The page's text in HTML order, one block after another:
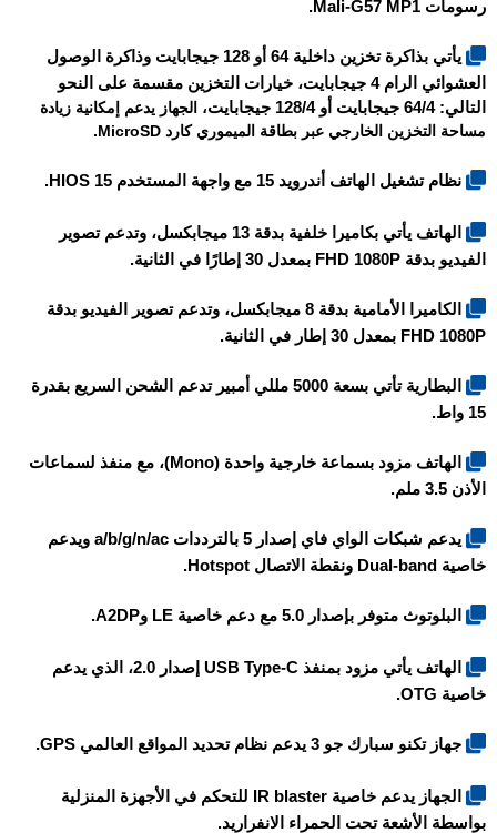
رسومات Mali-G57 MP1.
يأتي بذاكرة تخزين داخلية 64 أو 128 جيجابايت وذاكرة الوصول
العشوائي الرام 4 جيجابايت، خيارات التخزين مقسمة على النحو
التالي: 64/4 جيجابايت أو 128/4 جيجابايت
، الجهاز يدعم إمكانية زيادة
مساحة التخزين الخارجي عبر بطاقة الميموري كارد MicroSD.
نظام تشغيل الهاتف أندرويد 15 مع واجهة المستخدم HIOS 15.
الهاتف يأتي بكاميرا خلفية بدقة 13 ميجابكسل، وتدعم تصوير
الفيديو بدقة FHD 1080P بمعدل 30 إطارًا في الثانية.
الكاميرا الأمامية بدقة 8 ميجابكسل، وتدعم تصوير الفيديو بدقة
FHD 1080P بمعدل 30 إطار في الثانية.
البطارية تأتي بسعة 5000 مللي أمبير تدعم الشحن السريع بقدرة
15 واط.
الهاتف مزود بسماعة خارجية واحدة (Mono)، مع منفذ لسماعات
الأذن 3.5 ملم.
يدعم شبكات الواي فاي إصدار 5 بالترددات a/b/g/n/ac ويدعم
خاصية Dual-band ونقطة الاتصال Hotspot.
البلوتوث متوفر بإصدار 5.0 مع دعم خاصية LE وA2DP.
الهاتف يأتي مزود بمنفذ USB Type-C إصدار 2.0، الذي يدعم
خاصية OTG.
جهازتكنو سبارك جو 3 يدعم نظام تحديد المواقع العالمي GPS.
الجهاز يدعم خاصية IR blaster للتحكم في الأجهزة المنزلية
بواسطة الأشعة تحت الحمراء الانفراريد.